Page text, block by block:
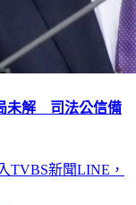
未解 司法公信備
TVBS新聞LINE，